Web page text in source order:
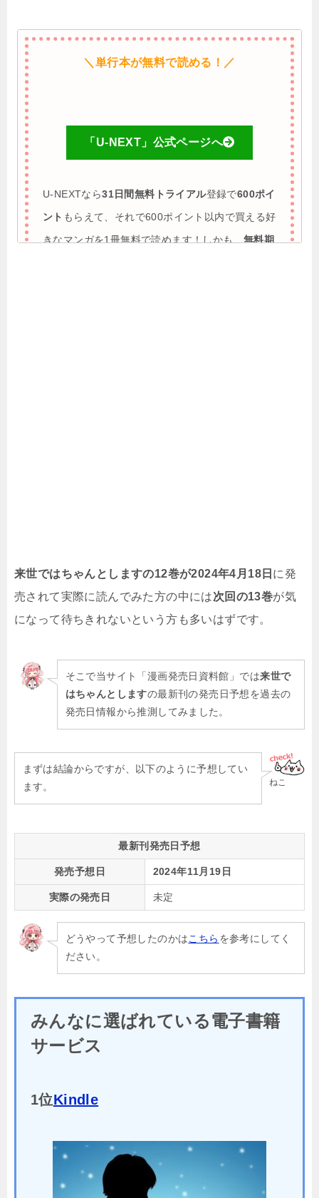
＼単行本が無料で読める！／
「U-NEXT」公式ページへ
U-NEXTなら31日間無料トライアル登録で600ポイ
ント もらえて、それで600ポイント以内で買える好
きなマンガを1冊無料で読めます！しかも、無料期
来世ではちゃんとしますの12巻が2024年4月18日 に発
売されて実際に読んでみた方の中には次回の13巻が気
になって待ちきれないという方も多いはずです。
そこで当サイト「漫画発売日資料館」では来世で
はちゃんとしますの最新刊の発売日予想を過去の
発売日情報から推測してみました。
ねこ
まずは結論からですが、以下のように予想してい
ます。
最新刊発売日予想
発売予想日 2024年11月19日
実際の発売日 未定
どうやって予想したのかはこちら を参考にしてく
ださい。
みんなに選ばれている電子書籍
サービス
1位Kindle